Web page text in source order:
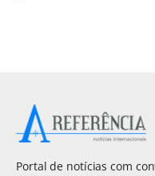
Portal de notícias com